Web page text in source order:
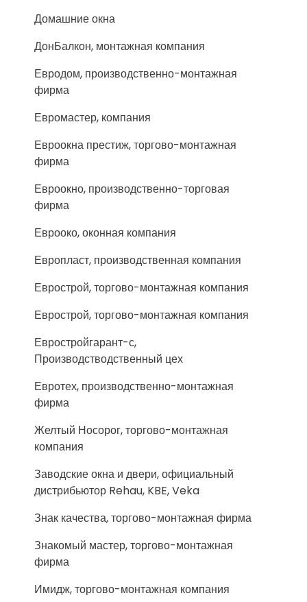
Домашние окна
ДонБалкон, монтажная компания
Евродом, производственно-монтажная
фирма
Евромастер, компания
Евроокна престиж, торгово-монтажная
фирма
Евроокно, производственно-торговая
фирма
Еврооко, оконная компания
Европласт, производственная компания
Еврострой, торгово-монтажная компания
Еврострой, торгово-монтажная компания
Евростройгарант-с,
Производстводственный цех
Евротех, производственно-монтажная
фирма
Желтый Носорог, торгово-монтажная
компания
Заводские окна и двери, официальный
дистрибьютор Rehau, KBE, Veka
Знак качества, торгово-монтажная фирма
Знакомый мастер, торгово-монтажная
фирма
Имидж, торгово-монтажная компания